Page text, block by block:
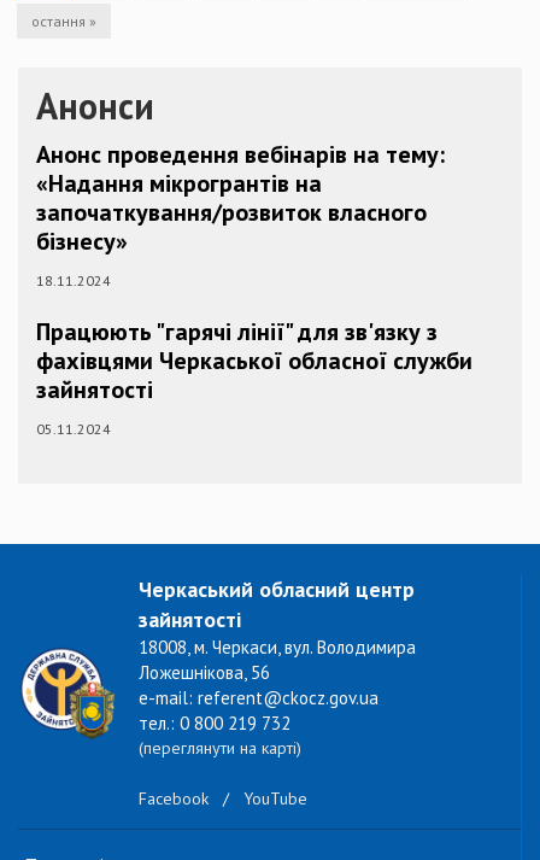
остання »
Анонси
Анонс проведення вебінарів на тему:
«Надання мікрогрантів на
започаткування/розвиток власного
бізнесу»
18.11.2024
Працюють "гарячі лінії" для зв'язку з
фахівцями Черкаської обласної служби
зайнятості
05.11.2024
Черкаський обласний центр
зайнятості
18008, м. Черкаси, вул. Володимира
Ложешнікова, 56
e-mail: referent@ckocz.gov.ua
тел.: 0 800 219 732
(переглянути на карті)
Facebook / YouTube